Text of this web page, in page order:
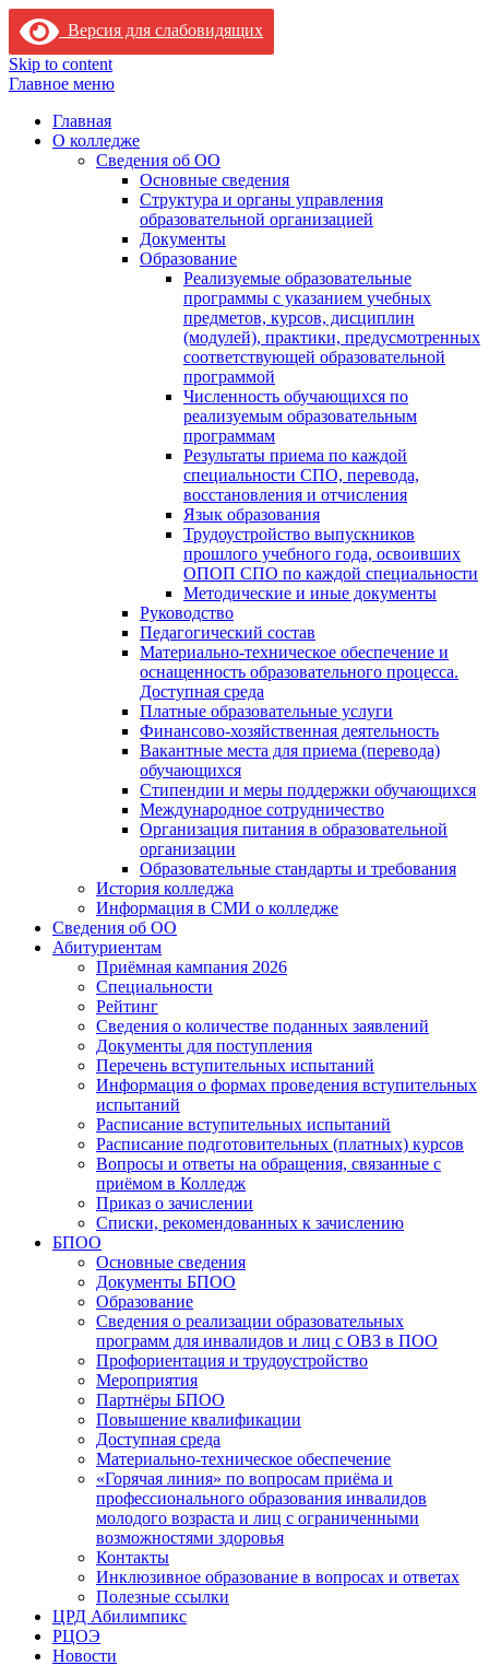
Версия для слабовидящих
Skip to content
Главное меню
Главная
О колледже
Сведения об ОО
Основные сведения
Структура и органы управления
образовательной организацией
Документы
Образование
Реализуемые образовательные
программы с указанием учебных
предметов, курсов, дисциплин
(модулей), практики, предусмотренных
соответствующей образовательной
программой
Численность обучающихся по
реализуемым образовательным
программам
Результаты приема по каждой
специальности СПО, перевода,
восстановления и отчисления
Язык образования
Трудоустройство выпускников
прошлого учебного года, освоивших
ОПОП СПО по каждой специальности
Методические и иные документы
Руководство
Педагогический состав
Материально-техническое обеспечение и
оснащенность образовательного процесса.
Доступная среда
Платные образовательные услуги
Финансово-хозяйственная деятельность
Вакантные места для приема (перевода)
обучающихся
Стипендии и меры поддержки обучающихся
Международное сотрудничество
Организация питания в образовательной
организации
Образовательные стандарты и требования
История колледжа
Информация в СМИ о колледже
Сведения об ОО
Абитуриентам
Приёмная кампания 2026
Специальности
Рейтинг
Сведения о количестве поданных заявлений
Документы для поступления
Перечень вступительных испытаний
Информация о формах проведения вступительных
испытаний
Расписание вступительных испытаний
Расписание подготовительных (платных) курсов
Вопросы и ответы на обращения, связанные с
приёмом в Колледж
Приказ о зачислении
Списки, рекомендованных к зачислению
БПОО
Основные сведения
Документы БПОО
Образование
Сведения о реализации образовательных
программ для инвалидов и лиц с ОВЗ в ПОО
Профориентация и трудоустройство
Мероприятия
Партнёры БПОО
Повышение квалификации
Доступная среда
Материально-техническое обеспечение
«Горячая линия» по вопросам приёма и
профессионального образования инвалидов
молодого возраста и лиц с ограниченными
возможностями здоровья
Контакты
Инклюзивное образование в вопросах и ответах
Полезные ссылки
ЦРД Абилимпикс
РЦОЭ
Новости